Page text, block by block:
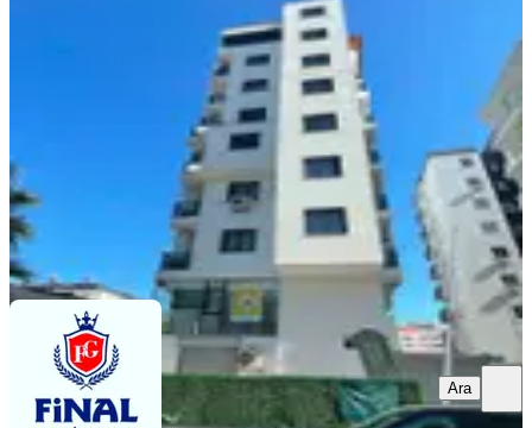
Seyhan, Yenibaraj Mahallesi
80 m² ·4. Kat ·06.08.2026
29.000 ₺
FİNAL GAYRİMENKUL mustafa emir özer
Ara
Ara